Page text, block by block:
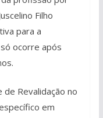
Filho
para a
ocorre após
de Revalidação no
em